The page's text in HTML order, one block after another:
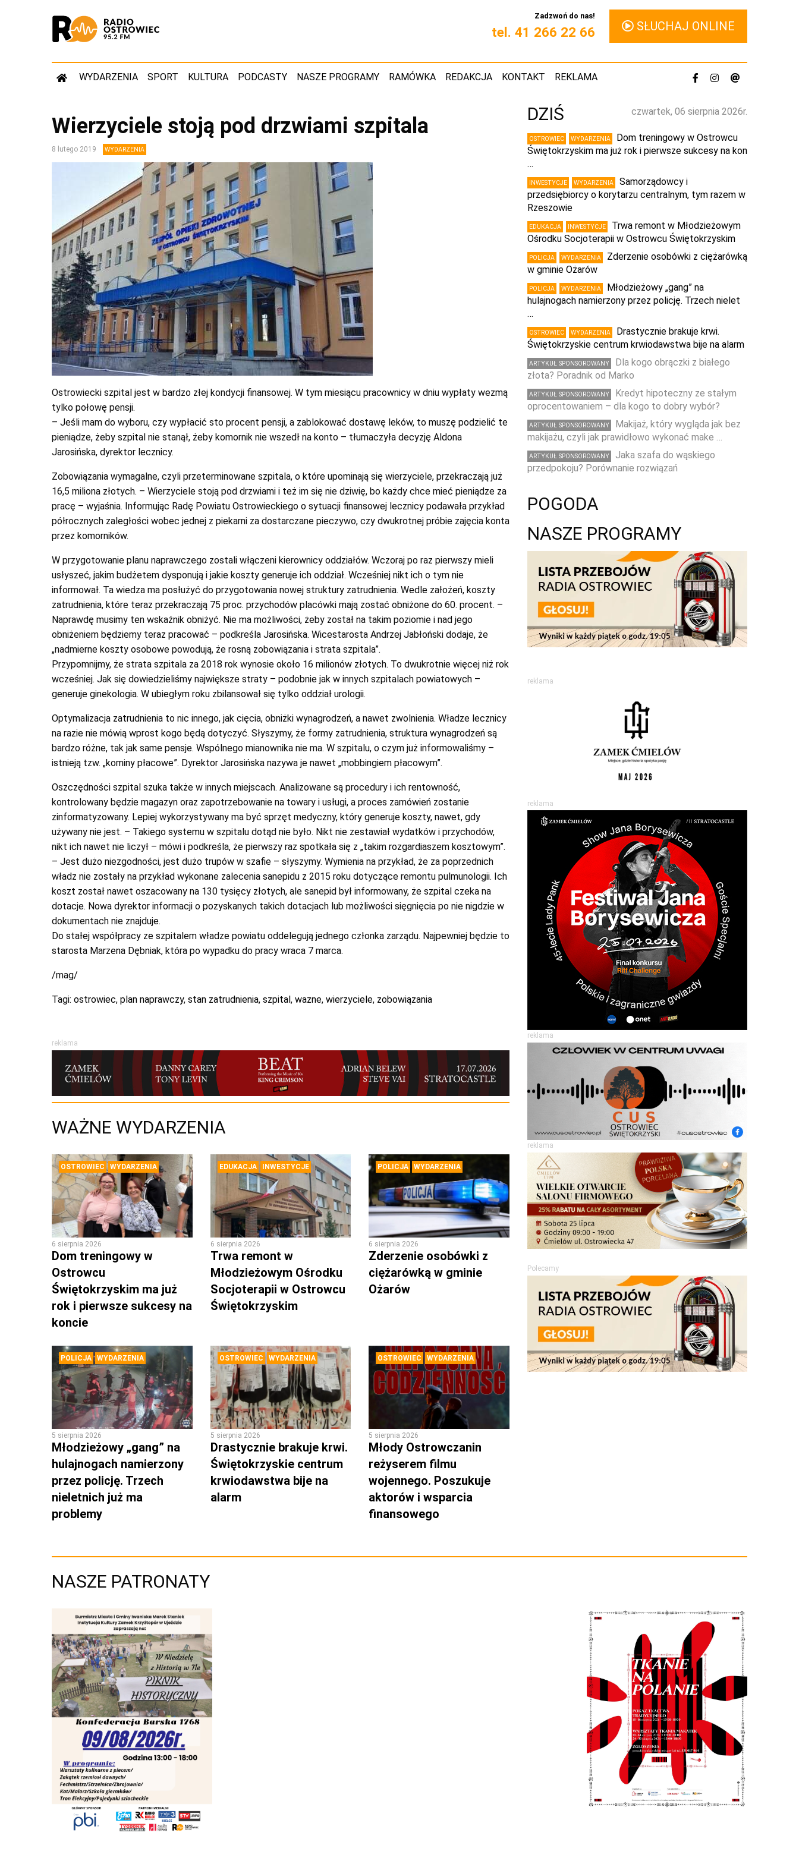
Zadzwoń do nas!
tel. 41 266 22 66 SŁUCHAJ ONLINE
WYDARZENIA SPORT KULTURA PODCASTY NASZE PROGRAMY RAMÓWKA REDAKCJA KONTAKT REKLAMA
Wierzyciele stoją pod drzwiami szpitala
8 lutego 2019 WYDARZENIA
Ostrowiecki szpital jest w bardzo złej kondycji finansowej. W tym miesiącu pracownicy w dniu wypłaty wezmą
tylko połowę pensji.
– Jeśli mam do wyboru, czy wypłacić sto procent pensji, a zablokować dostawę leków, to muszę podzielić te
pieniądze, żeby szpital nie stanął, żeby komornik nie wszedł na konto – tłumaczyła decyzję Aldona
Jarosińska, dyrektor lecznicy.
Zobowiązania wymagalne, czyli przeterminowane szpitala, o które upominają się wierzyciele, przekraczają już
16,5 miliona złotych. – Wierzyciele stoją pod drzwiami i też im się nie dziwię, bo każdy chce mieć pieniądze za
pracę – wyjaśnia. Informując Radę Powiatu Ostrowieckiego o sytuacji finansowej lecznicy podawała przykład
półrocznych zaległości wobec jednej z piekarni za dostarczane pieczywo, czy dwukrotnej próbie zajęcia konta
przez komorników.
W przygotowanie planu naprawczego zostali włączeni kierownicy oddziałów. Wczoraj po raz pierwszy mieli
usłyszeć, jakim budżetem dysponują i jakie koszty generuje ich oddział. Wcześniej nikt ich o tym nie
informował. Ta wiedza ma posłużyć do przygotowania nowej struktury zatrudnienia. Wedle założeń, koszty
zatrudnienia, które teraz przekraczają 75 proc. przychodów placówki mają zostać obniżone do 60. procent. –
Naprawdę musimy ten wskaźnik obniżyć. Nie ma możliwości, żeby został na takim poziomie i nad jego
obniżeniem będziemy teraz pracować – podkreśla Jarosińska. Wicestarosta Andrzej Jabłoński dodaje, że
„nadmierne koszty osobowe powodują, że rosną zobowiązania i strata szpitala”.
Przypomnijmy, że strata szpitala za 2018 rok wynosie około 16 milionów złotych. To dwukrotnie więcej niż rok
wcześniej. Jak się dowiedzieliśmy największe straty – podobnie jak w innych szpitalach powiatowych –
generuje ginekologia. W ubiegłym roku zbilansował się tylko oddział urologii.
Optymalizacja zatrudnienia to nic innego, jak cięcia, obniżki wynagrodzeń, a nawet zwolnienia. Władze lecznicy
na razie nie mówią wprost kogo będą dotyczyć. Słyszymy, że formy zatrudnienia, struktura wynagrodzeń są
bardzo różne, tak jak same pensje. Wspólnego mianownika nie ma. W szpitalu, o czym już informowaliśmy –
istnieją tzw. „kominy płacowe”. Dyrektor Jarosińska nazywa je nawet „mobbingiem płacowym”.
Oszczędności szpital szuka także w innych miejscach. Analizowane są procedury i ich rentowność,
kontrolowany będzie magazyn oraz zapotrzebowanie na towary i usługi, a proces zamówień zostanie
zinformatyzowany. Lepiej wykorzystywany ma być sprzęt medyczny, który generuje koszty, nawet, gdy
używany nie jest. – Takiego systemu w szpitalu dotąd nie było. Nikt nie zestawiał wydatków i przychodów,
nikt ich nawet nie liczył – mówi i podkreśla, że pierwszy raz spotkała się z „takim rozgardiaszem kosztowym”.
– Jest dużo niezgodności, jest dużo trupów w szafie – słyszymy. Wymienia na przykład, że za poprzednich
władz nie zostały na przykład wykonane zalecenia sanepidu z 2015 roku dotyczące remontu pulmunologii. Ich
koszt został nawet oszacowany na 130 tysięcy złotych, ale sanepid był informowany, że szpital czeka na
dotacje. Nowa dyrektor informacji o pozyskanych takich dotacjach lub możliwości sięgnięcia po nie nigdzie w
dokumentach nie znajduje.
Do stałej współpracy ze szpitalem władze powiatu oddelegują jednego członka zarządu. Najpewniej będzie to
starosta Marzena Dębniak, która po wypadku do pracy wraca 7 marca.
/mag/
Tagi: ostrowiec, plan naprawczy, stan zatrudnienia, szpital, wazne, wierzyciele, zobowiązania
reklama
WAŻNE WYDARZENIA
OSTROWIEC WYDARZENIA
6 sierpnia 2026
Dom treningowy w
Ostrowcu
Świętokrzyskim ma już
rok i pierwsze sukcesy na
koncie
EDUKACJA INWESTYCJE
6 sierpnia 2026
Trwa remont w
Młodzieżowym Ośrodku
Socjoterapii w Ostrowcu
Świętokrzyskim
POLICJA WYDARZENIA
6 sierpnia 2026
Zderzenie osobówki z
ciężarówką w gminie
Ożarów
POLICJA WYDARZENIA
5 sierpnia 2026
Młodzieżowy „gang” na
hulajnogach namierzony
przez policję. Trzech
nieletnich już ma
problemy
OSTROWIEC WYDARZENIA
5 sierpnia 2026
Drastycznie brakuje krwi.
Świętokrzyskie centrum
krwiodawstwa bije na
alarm
OSTROWIEC WYDARZENIA
5 sierpnia 2026
Młody Ostrowczanin
reżyserem filmu
wojennego. Poszukuje
aktorów i wsparcia
finansowego
czwartek, 06 sierpnia 2026r.
DZIŚ
OSTROWIEC WYDARZENIA
Dom treningowy w Ostrowcu
Świętokrzyskim ma już rok i pierwsze sukcesy na kon
…
INWESTYCJE WYDARZENIA
Samorządowcy i
przedsiębiorcy o korytarzu centralnym, tym razem w
Rzeszowie
EDUKACJA INWESTYCJE
Trwa remont w Młodzieżowym
Ośrodku Socjoterapii w Ostrowcu Świętokrzyskim
POLICJA WYDARZENIA
Zderzenie osobówki z ciężarówką
w gminie Ożarów
POLICJA WYDARZENIA
Młodzieżowy „gang” na
hulajnogach namierzony przez policję. Trzech nielet
…
OSTROWIEC WYDARZENIA
Drastycznie brakuje krwi.
Świętokrzyskie centrum krwiodawstwa bije na alarm
ARTYKUŁ SPONSOROWANY
Dla kogo obrączki z białego
złota? Poradnik od Marko
ARTYKUŁ SPONSOROWANY
Kredyt hipoteczny ze stałym
oprocentowaniem – dla kogo to dobry wybór?
ARTYKUŁ SPONSOROWANY
Makijaż, który wygląda jak bez
makijażu, czyli jak prawidłowo wykonać make …
ARTYKUŁ SPONSOROWANY
Jaka szafa do wąskiego
przedpokoju? Porównanie rozwiązań
POGODA
NASZE PROGRAMY
reklama
reklama
reklama
reklama
Polecamy
NASZE PATRONATY